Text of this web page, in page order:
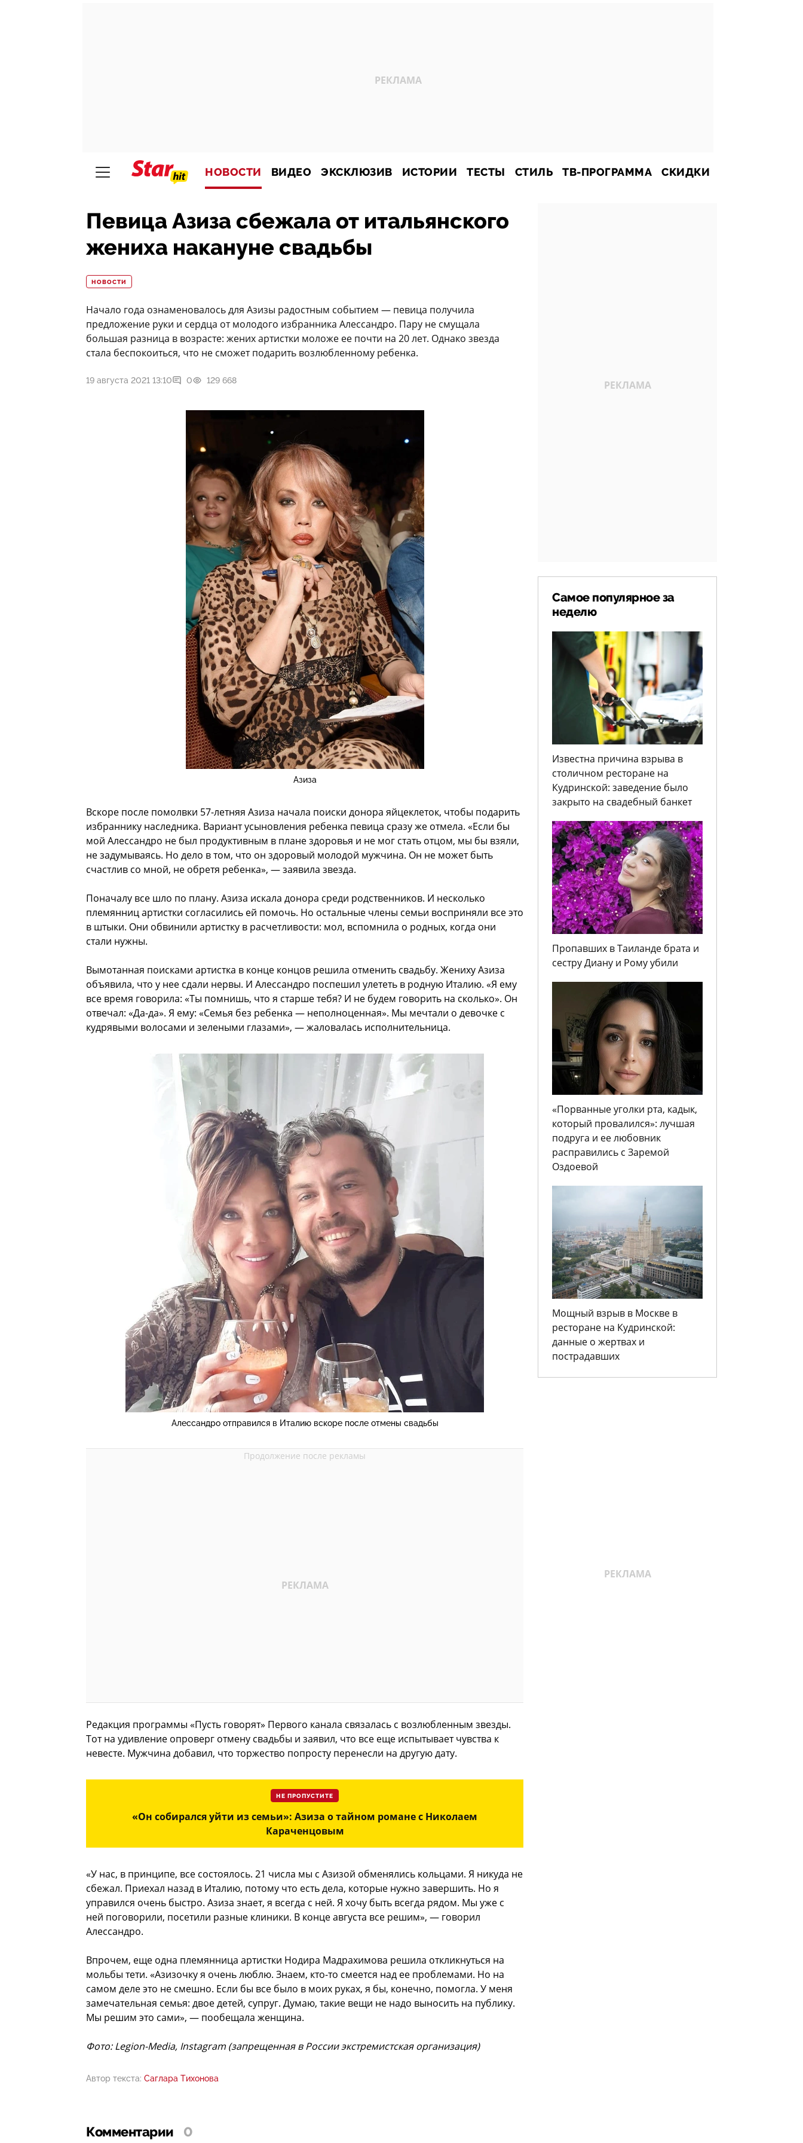
НОВОСТИ ВИДЕО ЭКСКЛЮЗИВ ИСТОРИИ ТЕСТЫ СТИЛЬ ТВ-ПРОГРАММА СКИДКИ
Певица Азиза сбежала от итальянского
жениха накануне свадьбы
НОВОСТИ
Начало года ознаменовалось для Азизы радостным событием — певица получила
предложение руки и сердца от молодого избранника Алессандро. Пару не смущала
большая разница в возрасте: жених артистки моложе ее почти на 20 лет. Однако звезда
стала беспокоиться, что не сможет подарить возлюбленному ребенка.
19 августа 2021 13:10 0 129 668
Азиза
Вскоре после помолвки 57-летняя Азиза начала поиски донора яйцеклеток, чтобы подарить
избраннику наследника. Вариант усыновления ребенка певица сразу же отмела. «Если бы
мой Алессандро не был продуктивным в плане здоровья и не мог стать отцом, мы бы взяли,
не задумываясь. Но дело в том, что он здоровый молодой мужчина. Он не может быть
счастлив со мной, не обретя ребенка», — заявила звезда.
Поначалу все шло по плану. Азиза искала донора среди родственников. И несколько
племянниц артистки согласились ей помочь. Но остальные члены семьи восприняли все это
в штыки. Они обвинили артистку в расчетливости: мол, вспомнила о родных, когда они
стали нужны.
Вымотанная поисками артистка в конце концов решила отменить свадьбу. Жениху Азиза
объявила, что у нее сдали нервы. И Алессандро поспешил улететь в родную Италию. «Я ему
все время говорила: «Ты помнишь, что я старше тебя? И не будем говорить на сколько». Он
отвечал: «Да-да». Я ему: «Семья без ребенка — неполноценная». Мы мечтали о девочке с
кудрявыми волосами и зелеными глазами», — жаловалась исполнительница.
Алессандро отправился в Италию вскоре после отмены свадьбы
Редакция программы «Пусть говорят» Первого канала связалась с возлюбленным звезды.
Тот на удивление опроверг отмену свадьбы и заявил, что все еще испытывает чувства к
невесте. Мужчина добавил, что торжество попросту перенесли на другую дату.
НЕ ПРОПУСТИТЕ
«Он собирался уйти из семьи»: Азиза о тайном романе с Николаем
Караченцовым
«У нас, в принципе, все состоялось. 21 числа мы с Азизой обменялись кольцами. Я никуда не
сбежал. Приехал назад в Италию, потому что есть дела, которые нужно завершить. Но я
управился очень быстро. Азиза знает, я всегда с ней. Я хочу быть всегда рядом. Мы уже с
ней поговорили, посетили разные клиники. В конце августа все решим», — говорил
Алессандро.
Впрочем, еще одна племянница артистки Нодира Мадрахимова решила откликнуться на
мольбы тети. «Азизочку я очень люблю. Знаем, кто-то смеется над ее проблемами. Но на
самом деле это не смешно. Если бы все было в моих руках, я бы, конечно, помогла. У меня
замечательная семья: двое детей, супруг. Думаю, такие вещи не надо выносить на публику.
Мы решим это сами», — пообещала женщина.
Фото: Legion-Media, Instagram (запрещенная в России экстремистская организация)
Автор текста: Саглара Тихонова
Комментарии 0
Самое популярное за
неделю
Известна причина взрыва в
столичном ресторане на
Кудринской: заведение было
закрыто на свадебный банкет
Пропавших в Таиланде брата и
сестру Диану и Рому убили
«Порванные уголки рта, кадык,
который провалился»: лучшая
подруга и ее любовник
расправились с Заремой
Оздоевой
Мощный взрыв в Москве в
ресторане на Кудринской:
данные о жертвах и
пострадавших